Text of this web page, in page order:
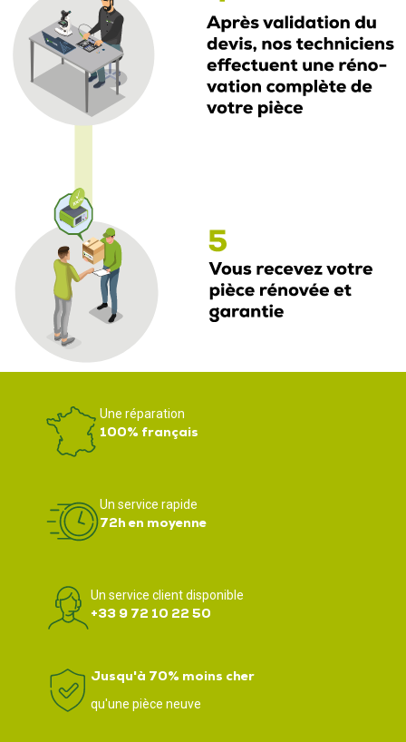
Une réparation
100% français
Un service rapide
72h en moyenne
Un service client disponible
+33 9 72 10 22 50
Jusqu'à 70% moins cher
qu'une pièce neuve